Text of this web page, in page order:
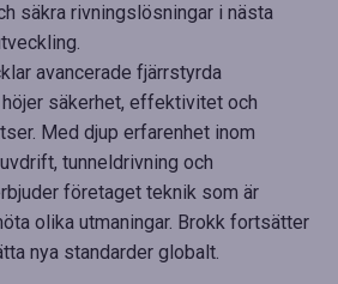
säkra rivningslösningar i nästa
avancerade fjärrstyrda
säkerhet, effektivitet och
Med djup erfarenhet inom
tunneldrivning och
företaget teknik som är
olika utmaningar. Brokk fortsätter
nya standarder globalt.